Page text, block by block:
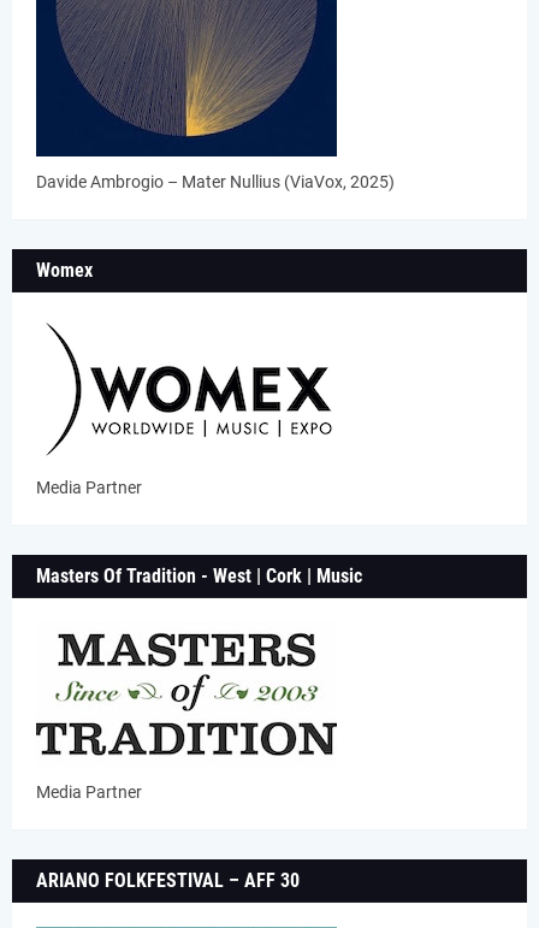
Davide Ambrogio – Mater Nullius (ViaVox, 2025)
Womex
Media Partner
Masters Of Tradition - West | Cork | Music
Media Partner
ARIANO FOLKFESTIVAL – AFF 30